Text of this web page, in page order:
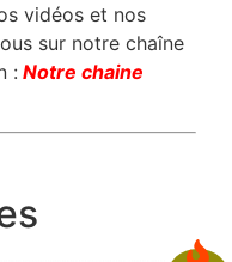
vidéos et nos
sur notre chaîne
: Notre chaine